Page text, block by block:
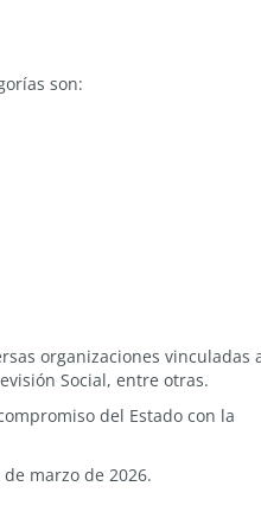
son:
organizaciones vinculadas
Social, entre otras.
del Estado con la
marzo de 2026.